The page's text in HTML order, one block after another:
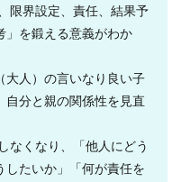
限界設定、責任、結果予
」を鍛える意義がわか
大人）の言いなり良い子
自分と親の関係性を見直
なくなり、「他人にどう
したいか」「何が責任を